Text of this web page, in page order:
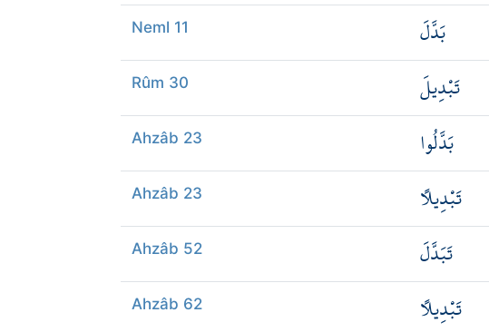
Neml 11 بَدَّلَ
Rûm 30 تَبْدِيلَ
Ahzâb 23 بَدَّلُوا
Ahzâb 23 تَبْدِيلًا
Ahzâb 52 تَبَدَّلَ
Ahzâb 62 تَبْدِيلًا